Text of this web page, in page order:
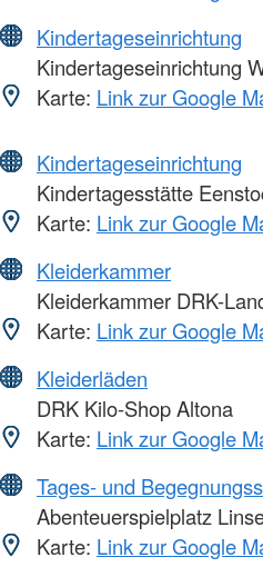
Kindertageseinrichtung
Kindertageseinrichtung
Karte: Link zur Google
Kindertageseinrichtung
Kindertagesstätte
Karte: Link zur Google
Kleiderkammer
Kleiderkammer DRK-
Karte: Link zur Google
Kleiderläden
DRK Kilo-Shop Altona
Karte: Link zur Google
Tages- und
Abenteuerspielplatz
Karte: Link zur Google